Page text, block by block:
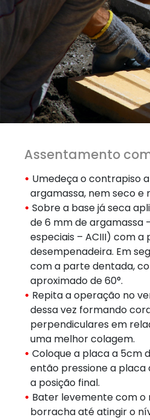
Assentamento
Umedeça o contrapiso
argamassa, nem seco e
Sobre a base já seca
de 6 mm de argamassa
especiais – ACIII) com a
desempenadeira. Em
com a parte dentada,
aproximado de 60°.
Repita a operação no
dessa vez formando
perpendiculares em
uma melhor colagem.
Coloque a placa a 5cm
então pressione a
a posição final.
Bater levemente com o
borracha até atingir o